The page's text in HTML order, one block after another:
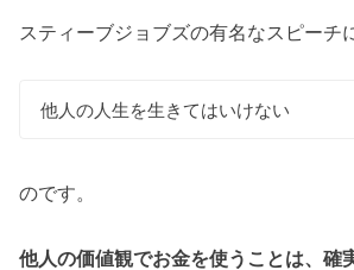
スティーブジョブズの有名なスピーチ
他人の人生を生きてはいけない
のです。
他人の価値観でお金を使うことは、確